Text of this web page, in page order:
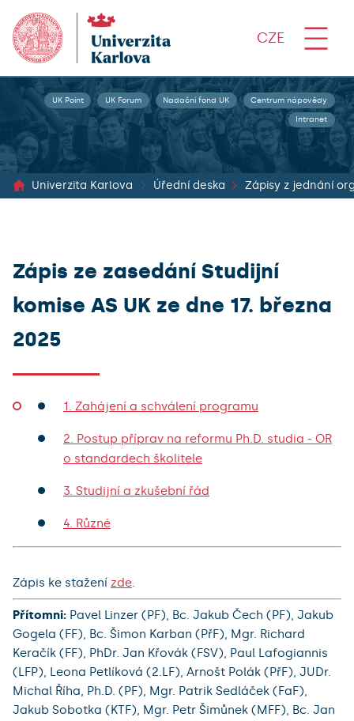
CZE
UK Point UK Forum Nadační fond UK Centrum nápovědy
Intranet
Univerzita Karlova Úřední deska
Zápis ze zasedání Studijní
komise AS UK ze dne 17. března
2025
1. Zahájení a schválení programu
2. Postup příprav na reformu Ph.D. studia - OR
o standardech školitele
3. Studijní a zkušební řád
4. Různé
Zápis ke stažení zde.
Přítomni: Pavel Linzer (PF), Bc. Jakub Čech (PF), Jakub
Gogela (FF), Bc. Šimon Karban (PřF), Mgr. Richard
Keračík (FF), PhDr. Jan Křovák (FSV), Paul Lafogiannis
(LFP), Leona Petlíková (2.LF), Arnošt Polák (PřF), JUDr.
Michal Říha, Ph.D. (PF), Mgr. Patrik Sedláček (FaF),
Jakub Sobotka (KTF), Mgr. Petr Šimůnek (MFF), Bc. Jan